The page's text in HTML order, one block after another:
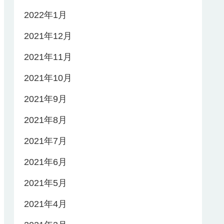
2022年1月
2021年12月
2021年11月
2021年10月
2021年9月
2021年8月
2021年7月
2021年6月
2021年5月
2021年4月